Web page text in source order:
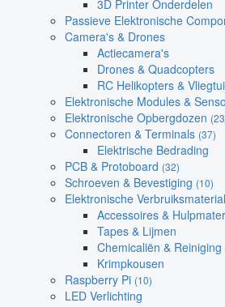
3D Printer Onderdelen
Passieve Elektronische
Camera's & Drones
Actiecamera's
Drones & Quadcopters
RC Helikopters &
Elektronische Modules &
Elektronische Opbergdozen
Connectoren & Terminals (37)
Elektrische Bedrading
PCB & Protoboard (32)
Schroeven & Bevestiging (10)
Elektronische
Accessoires &
Tapes & Lijmen
Chemicaliën & Reiniging
Krimpkousen
Raspberry Pi (10)
LED Verlichting